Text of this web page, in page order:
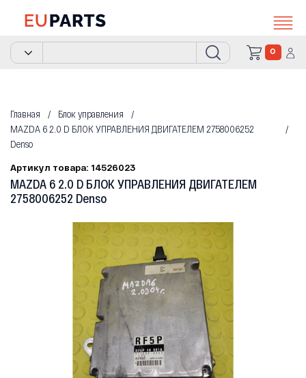
0
Главная
Блок управления
MAZDA 6 2.0 D БЛОК УПРАВЛЕНИЯ ДВИГАТЕЛЕМ 2758006252
Denso
Артикул товара: 14526023
MAZDA 6 2.0 D БЛОК УПРАВЛЕНИЯ ДВИГАТЕЛЕМ
2758006252 Denso